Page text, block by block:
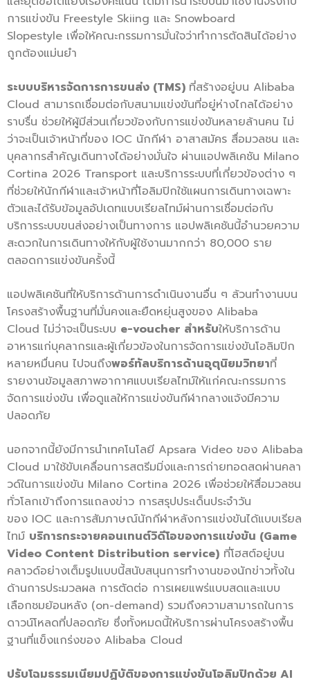
การแข่งขัน Freestyle Skiing และ Snowboard
Slopestyle เพื่อให้คณะกรรมการมั่นใจว่าทำการตัดสินได้อย่าง
ถูกต้องแม่นยำ
ระบบบริหารจัดการการขนส่ง (TMS) ที่สร้างอยู่บน Alibaba
Cloud สามารถเชื่อมต่อกับสนามแข่งขันที่อยู่ห่างไกลได้อย่าง
ราบรื่น ช่วยให้ผู้มีส่วนเกี่ยวข้องกับการแข่งขันหลายล้านคน ไม่
ว่าจะเป็นเจ้าหน้าที่ของ IOC นักกีฬา อาสาสมัคร สื่อมวลชน และ
บุคลากรสำคัญเดินทางได้อย่างมั่นใจ ผ่านแอปพลิเคชัน Milano
Cortina 2026 Transport และบริการระบบที่เกี่ยวข้องต่าง ๆ
ที่ช่วยให้นักกีฬาและเจ้าหน้าที่โอลิมปิกใช้แผนการเดินทางเฉพาะ
ตัวและได้รับข้อมูลอัปเดทแบบเรียลไทม์ผ่านการเชื่อมต่อกับ
บริการระบบขนส่งอย่างเป็นทางการ แอปพลิเคชันนี้อำนวยความ
สะดวกในการเดินทางให้กับผู้ใช้งานมากกว่า 80,000 ราย
ตลอดการแข่งขันครั้งนี้
แอปพลิเคชันที่ให้บริการด้านการดำเนินงานอื่น ๆ ล้วนทำงานบน
โครงสร้างพื้นฐานที่มั่นคงและยืดหยุ่นสูงของ Alibaba
Cloud ไม่ว่าจะเป็นระบบ e-voucher สำหรับให้บริการด้าน
อาหารแก่บุคลากรและผู้เกี่ยวข้องในการจัดการแข่งขันโอลิมปิก
หลายหมื่นคน ไปจนถึงพอร์ทัลบริการด้านอุตุนิยมวิทยาที่
รายงานข้อมูลสภาพอากาศแบบเรียลไทม์ให้แก่คณะกรรมการ
จัดการแข่งขัน เพื่อดูแลให้การแข่งขันกีฬากลางแจ้งมีความ
ปลอดภัย
นอกจากนี้ยังมีการนำเทคโนโลยี Apsara Video ของ Alibaba
Cloud มาใช้ขับเคลื่อนการสตรีมมิ่งและการถ่ายทอดสดผ่านคลา
วด์ในการแข่งขัน Milano Cortina 2026 เพื่อช่วยให้สื่อมวลชน
ทั่วโลกเข้าถึงการแถลงข่าว การสรุปประเด็นประจำวัน
ของ IOC และการสัมภาษณ์นักกีฬาหลังการแข่งขันได้แบบเรียล
ไทม์ บริการกระจายคอนเทนต์วิดีโอของการแข่งขัน (Game
Video Content Distribution service) ที่โฮสต์อยู่บน
คลาวด์อย่างเต็มรูปแบบนี้สนับสนุนการทำงานของนักข่าวทั้งใน
ด้านการประมวลผล การตัดต่อ การเผยแพร่แบบสดและแบบ
เลือกชมย้อนหลัง (on-demand) รวมถึงความสามารถในการ
ดาวน์โหลดที่ปลอดภัย ซึ่งทั้งหมดนี้ให้บริการผ่านโครงสร้างพื้น
ฐานที่แข็งแกร่งของ Alibaba Cloud
ปรับโฉมธรรมเนียมปฏิบัติของการแข่งขันโอลิมปิกด้วย AI